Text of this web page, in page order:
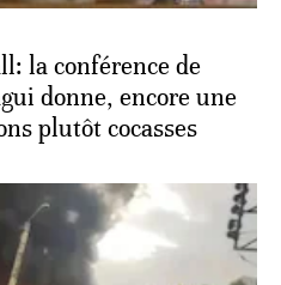
la conférence de
donne, encore une
plutôt cocasses